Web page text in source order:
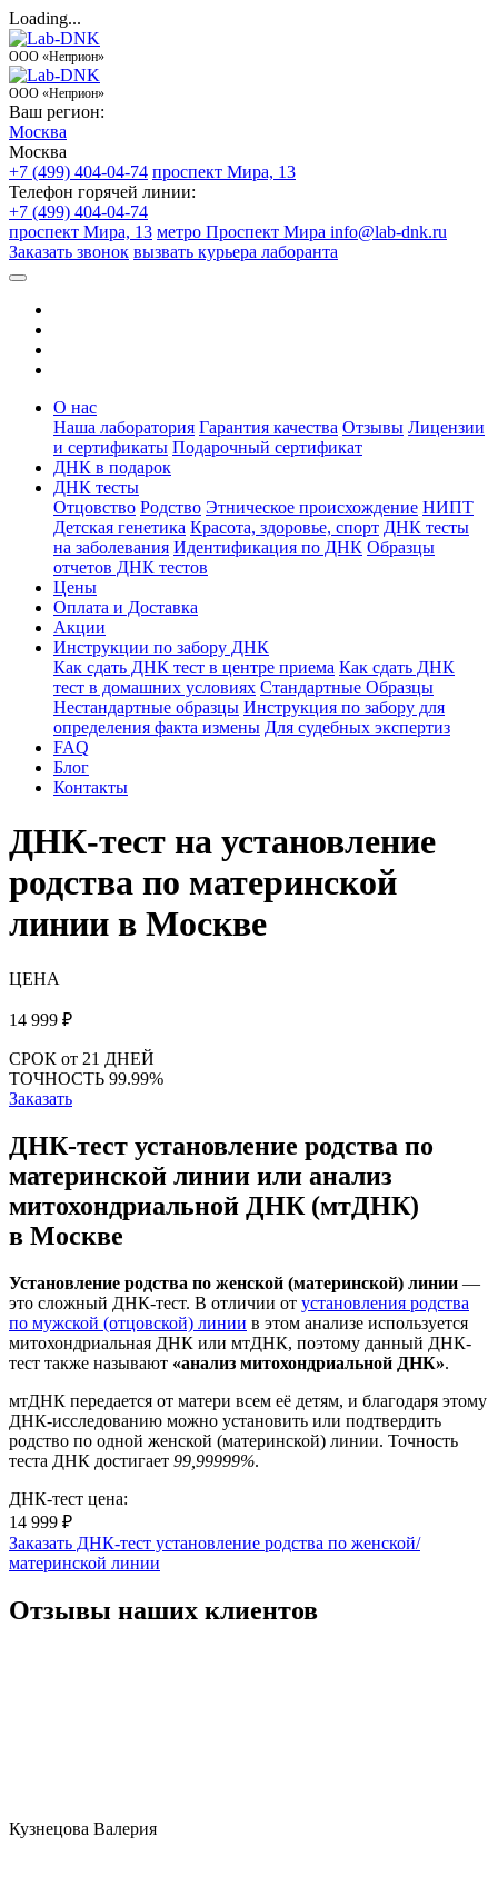
Loading...
ООО «Неприон»
ООО «Неприон»
Ваш регион:
Москва
Москва
+7 (499) 404-04-74 проспект Мира, 13
Телефон горячей линии:
+7 (499) 404-04-74
проспект Мира, 13 метро Проспект Мира info@lab-dnk.ru
Заказать звонок вызвать курьера лаборанта
О нас
Наша лаборатория Гарантия качества Отзывы Лицензии
и сертификаты Подарочный сертификат
ДНК в подарок
ДНК тесты
Отцовство Родство Этническое происхождение НИПТ
Детская генетика Красота, здоровье, спорт ДНК тесты
на заболевания Идентификация по ДНК Образцы
отчетов ДНК тестов
Цены
Оплата и Доставка
Акции
Инструкции по забору ДНК
Как сдать ДНК тест в центре приема Как сдать ДНК
тест в домашних условиях Стандартные Образцы
Нестандартные образцы Инструкция по забору для
определения факта измены Для судебных экспертиз
FAQ
Блог
Контакты
ДНК-тест на установление
родства по материнской
линии в Москве
ЦЕНА
14 999 ₽
СРОК от 21 ДНЕЙ
ТОЧНОСТЬ 99.99%
Заказать
ДНК-тест установление родства по
материнской линии или анализ
митохондриальной ДНК (мтДНК)
в Москве
Установление родства по женской (материнской) линии —
это сложный ДНК-тест. В отличии от установления родства
по мужской (отцовской) линии в этом анализе используется
митохондриальная ДНК или мтДНК, поэтому данный ДНК-
тест также называют «анализ митохондриальной ДНК».
мтДНК передается от матери всем её детям, и благодаря этому
ДНК-исследованию можно установить или подтвердить
родство по одной женской (материнской) линии. Точность
теста ДНК достигает 99,99999%.
ДНК-тест цена:
14 999 ₽
Заказать ДНК-тест установление родства по женской/
материнской линии
Отзывы наших клиентов
Кузнецова Валерия